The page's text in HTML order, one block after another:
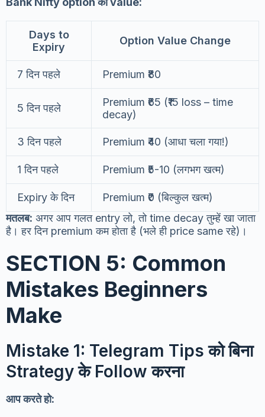
Days to
Expiry
Option Value Change
7 दिन पहले Premium ₹80
5 दिन पहले
Premium ₹65 (₹15 loss – time
decay)
3 दिन पहले Premium ₹40 (आधा चला गया!)
1 दिन पहले Premium ₹5-10 (लगभग खत्म)
Expiry के दिन
Premium ₹0 (बिल्कुल खत्म)
मतलब: अगर आप गलत entry लो, तो time decay तुम्हें खा जाता
है। हर दिन premium कम होता है (भले ही price same रहे)।
SECTION 5: Common
Mistakes Beginners
Make
Mistake 1: Telegram Tips को बिना
Strategy के Follow करना
आप करते हो: